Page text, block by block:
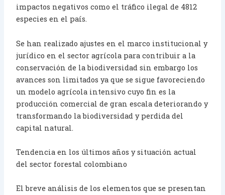
impactos negativos como el tráfico ilegal de 4812
especies en el país.
Se han realizado ajustes en el marco institucional y
jurídico en el sector agrícola para contribuir a la
conservación de la biodiversidad sin embargo los
avances son limitados ya que se sigue favoreciendo
un modelo agrícola intensivo cuyo fin es la
producción comercial de gran escala deteriorando y
transformando la biodiversidad y perdida del
capital natural.
Tendencia en los últimos años y situación actual
del sector forestal colombiano
El breve análisis de los elementos que se presentan